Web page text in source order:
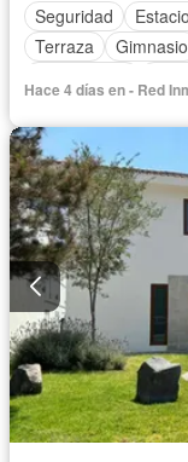
Seguridad
Terraza
Gimnasio
Completamente
Hace 4 días en - Red